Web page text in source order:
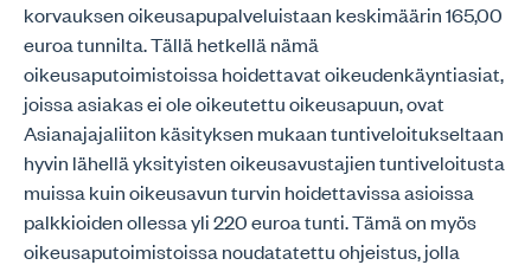
korvauksen oikeusapupalveluistaan keskimäärin 165,00
euroa tunnilta. Tällä hetkellä nämä
oikeusaputoimistoissa hoidettavat oikeudenkäyntiasiat,
joissa asiakas ei ole oikeutettu oikeusapuun, ovat
Asianajajaliiton käsityksen mukaan tuntiveloitukseltaan
hyvin lähellä yksityisten oikeusavustajien tuntiveloitusta
muissa kuin oikeusavun turvin hoidettavissa asioissa
palkkioiden ollessa yli 220 euroa tunti. Tämä on myös
oikeusaputoimistoissa noudatatettu ohjeistus, jolla